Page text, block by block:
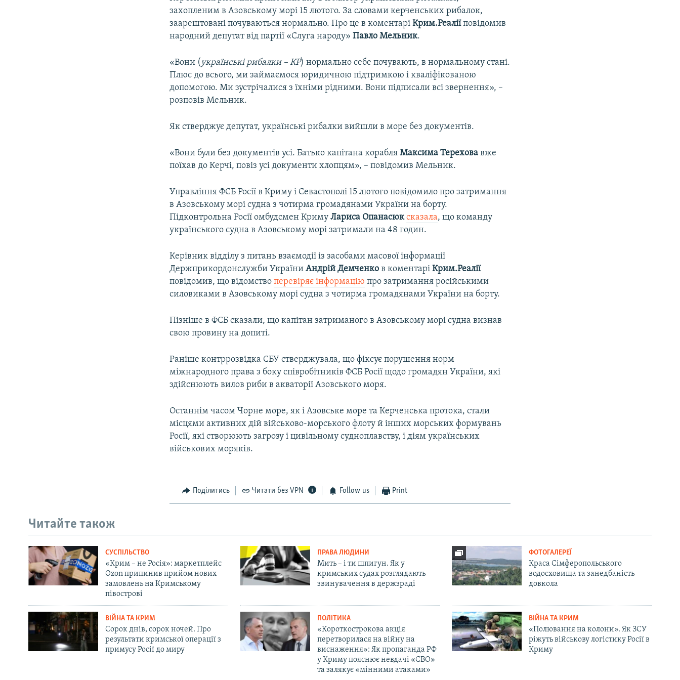
захопленим в Азовському морі 15 лютого. За словами керченських рибалок,
заарештовані почуваються нормально. Про це в коментаріКрим.Реаліїповідомив
народний депутат від партії «Слуга народу»Павло Мельник.
«Вони ( українські рибалки – КР) нормально себе почувають, в нормальному стані.
Плюс до всього, ми займаємося юридичною підтримкою і кваліфікованою
допомогою. Ми зустрічалися з їхніми рідними. Вони підписали всі звернення», –
розповів Мельник.
Як стверджує депутат, українські рибалки вийшли в море без документів.
«Вони були без документів усі. Батько капітана корабляМаксима Терехова вже
поїхав до Керчі, повіз усі документи хлопцям», – повідомив Мельник.
Управління ФСБ Росії в Криму і Севастополі 15 лютого повідомило про затримання
в Азовському морі судна з чотирма громадянами України на борту.
Підконтрольна Росії омбудсмен КримуЛариса Опанасюк сказала, що команду
українського судна в Азовському морі затримали на 48 годин.
Керівник відділу з питань взаємодії із засобами масової інформації
Держприкордонслужби УкраїниАндрій Демченко в коментаріКрим.Реалії
повідомив, що відомствоперевіряє інформацію про затримання російськими
силовиками в Азовському морі судна з чотирма громадянами України на борту.
Пізніше в ФСБ сказали, що капітан затриманого в Азовському морі судна визнав
свою провину на допиті.
Раніше контррозвідка СБУ стверджувала, що фіксує порушення норм
міжнародного права з боку співробітників ФСБ Росії щодо громадян України, які
здійснюють вилов риби в акваторії Азовського моря.
Останнім часом Чорне море, як і Азовське море та Керченська протока, стали
місцями активних дій військово-морського флоту й інших морських формувань
Росії, які створюють загрозу і цивільному судноплавству, і діям українських
військових моряків.
Поділитись Читати без VPN Follow us Print
Читайте також
СУСПІЛЬСТВО
«Крим – не Росія»: маркетплейс
Ozon припинив прийом нових
замовлень на Кримському
півострові
ПРАВА ЛЮДИНИ
Мить – і ти шпигун. Як у
кримських судах розглядають
звинувачення в держзраді
ФОТОГАЛЕРЕЇ
Краса Сімферопольського
водосховища та занедбаність
довкола
ВІЙНА ТА КРИМ
Сорок днів, сорок ночей. Про
результати кримської операції з
примусу Росії до миру
ПОЛІТИКА
«Короткострокова акція
перетворилася на війну на
виснаження»: Як пропаганда РФ
у Криму пояснює невдачі «СВО»
та залякує «мінними атаками»
ВІЙНА ТА КРИМ
«Полювання на колони». Як ЗСУ
ріжуть військову логістику Росії в
Криму